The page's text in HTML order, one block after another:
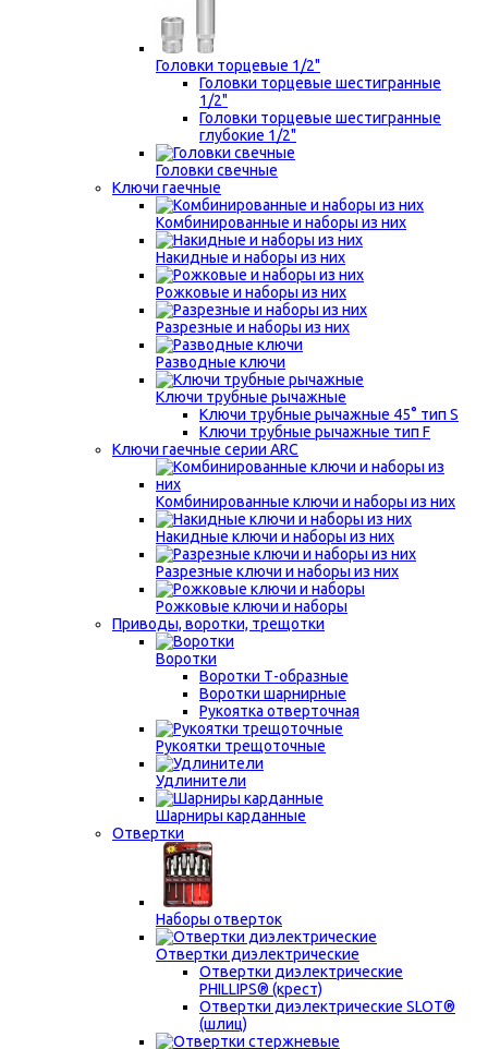
Головки торцевые 1/2"
Головки торцевые шестигранные
1/2"
Головки торцевые шестигранные
глубокие 1/2"
Головки свечные
Ключи гаечные
Комбинированные и наборы из них
Накидные и наборы из них
Рожковые и наборы из них
Разрезные и наборы из них
Разводные ключи
Ключи трубные рычажные
Ключи трубные рычажные 45° тип S
Ключи трубные рычажные тип F
Ключи гаечные серии ARC
Комбинированные ключи и наборы из них
Накидные ключи и наборы из них
Разрезные ключи и наборы из них
Рожковые ключи и наборы
Приводы, воротки, трещотки
Воротки
Воротки Т-образные
Воротки шарнирные
Рукоятка отверточная
Рукоятки трещоточные
Удлинители
Шарниры карданные
Отвертки
Наборы отверток
Отвертки диэлектрические
Отвертки диэлектрические
PHILLIPS® (крест)
Отвертки диэлектрические SLOT®
(шлиц)